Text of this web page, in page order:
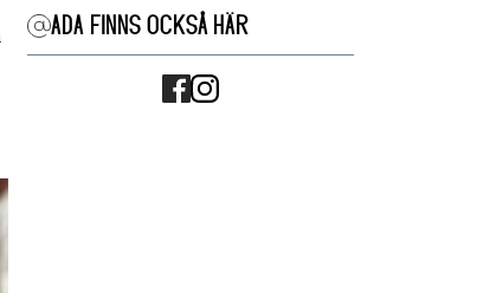
ADA FINNS OCKSÅ HÄR